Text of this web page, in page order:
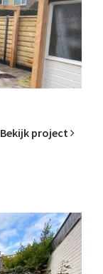
Bekijk project